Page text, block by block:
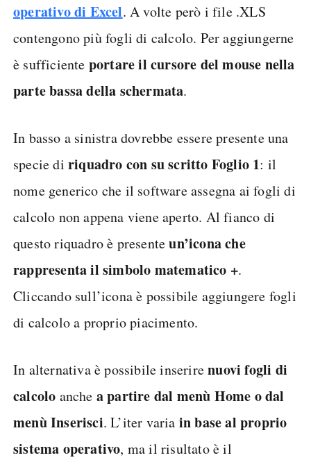
operativo di Excel. A volte però i file .XLS
contengono più fogli di calcolo. Per aggiungerne
è sufficiente portare il cursore del mouse nella
parte bassa della schermata.
In basso a sinistra dovrebbe essere presente una
specie di riquadro con su scritto Foglio 1: il
nome generico che il software assegna ai fogli di
calcolo non appena viene aperto. Al fianco di
questo riquadro è presenteun’icona che
rappresenta il simbolo matematico +.
Cliccando sull’icona è possibile aggiungere fogli
di calcolo a proprio piacimento.
In alternativa è possibile inserirenuovi fogli di
calcolo anche a partire dal menù Home o dal
menù Inserisci. L’iter varia in base al proprio
sistema operativo, ma il risultato è il